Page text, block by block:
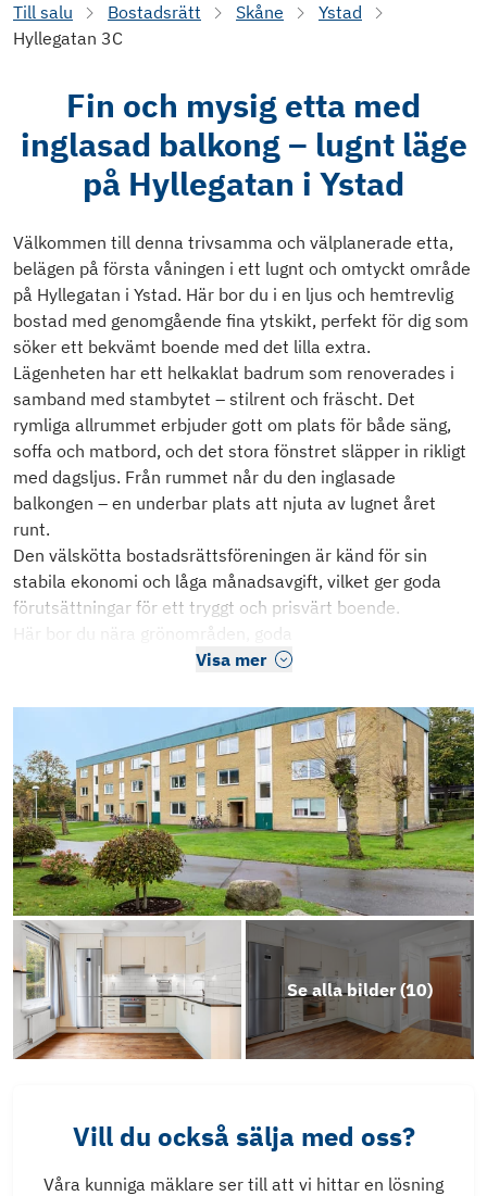
Till salu Bostadsrätt Skåne
Ystad
Hyllegatan 3C
Fin och mysig etta med
inglasad balkong – lugnt läge
på Hyllegatan i Ystad
Välkommen till denna trivsamma och välplanerade etta,
belägen på första våningen i ett lugnt och omtyckt område
på Hyllegatan i Ystad. Här bor du i en ljus och hemtrevlig
bostad med genomgående fina ytskikt, perfekt för dig som
söker ett bekvämt boende med det lilla extra.
Lägenheten har ett helkaklat badrum som renoverades i
samband med stambytet – stilrent och fräscht. Det
rymliga allrummet erbjuder gott om plats för både säng,
soffa och matbord, och det stora fönstret släpper in rikligt
med dagsljus. Från rummet når du den inglasade
balkongen – en underbar plats att njuta av lugnet året
runt.
Den välskötta bostadsrättsföreningen är känd för sin
stabila ekonomi och låga månadsavgift, vilket ger goda
förutsättningar för ett tryggt och prisvärt boende.
Här bor du nära grönområden, goda
Visa mer
Se alla bilder (10)
Vill du också sälja med oss?
Våra kunniga mäklare ser till att vi hittar en lösning